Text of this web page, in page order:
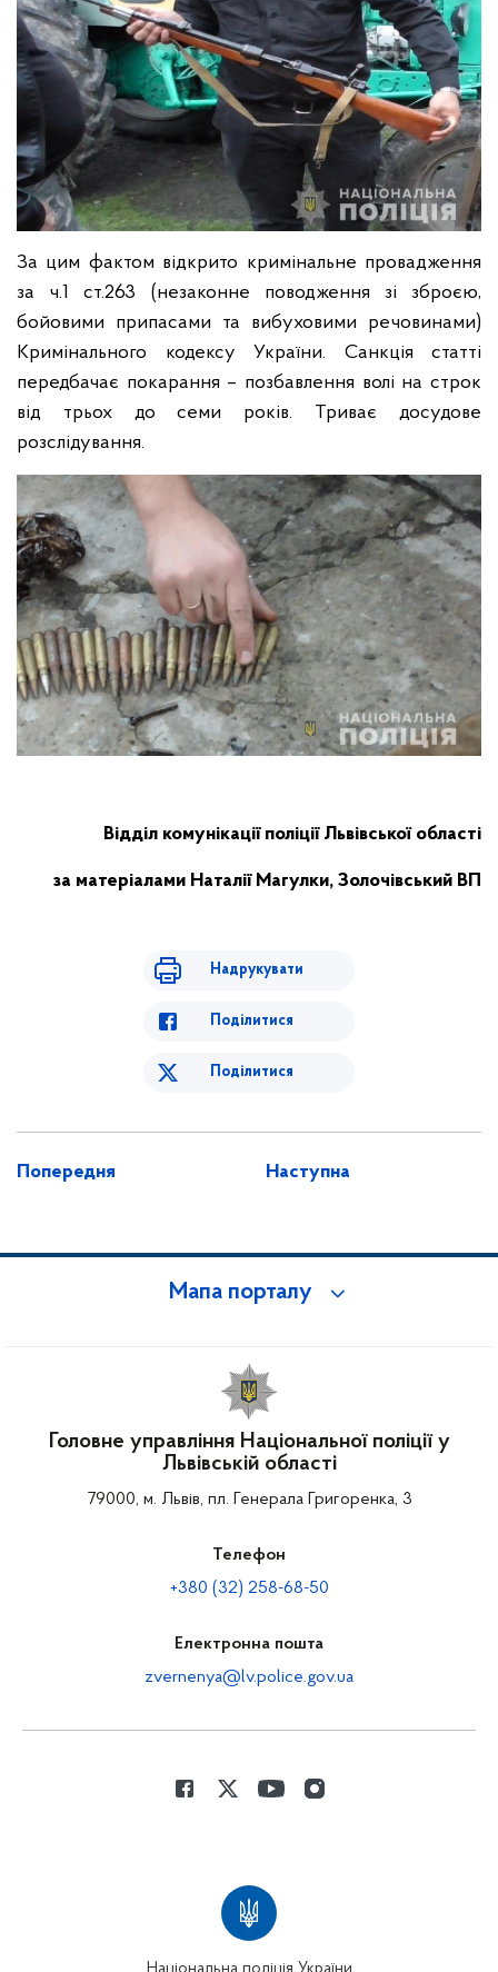
За цим фактом відкрито кримінальне провадження
за ч.1 ст.263 (незаконне поводження зі зброєю,
бойовими припасами та вибуховими речовинами)
Кримінального кодексу України. Санкція статті
передбачає покарання – позбавлення волі на строк
від трьох до семи років. Триває досудове
розслідування.
Відділ комунікації поліції Львівської області
за матеріалами Наталії Магулки, Золочівський ВП
Надрукувати
Поділитися
Поділитися
Попередня Наступна
Мапа порталу
Головне управління Національної поліції у
Львівській області
79000, м. Львів, пл. Генерала Григоренка, 3
Телефон
+380 (32) 258-68-50
Електронна пошта
zvernenya@lv.police.gov.ua